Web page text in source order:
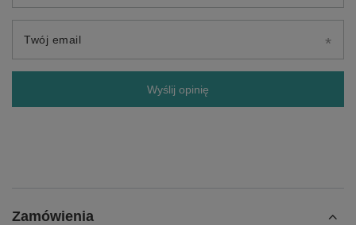
Twój email
Wyślij opinię
Zamówienia